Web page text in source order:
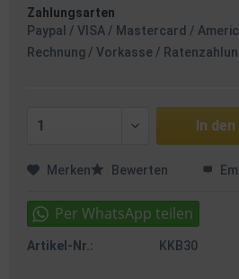
Zahlungsarten
Paypal / VISA / Mastercard /
Rechnung / Vorkasse /
In den
Merken Bewerten
Artikel-Nr.: KKB30